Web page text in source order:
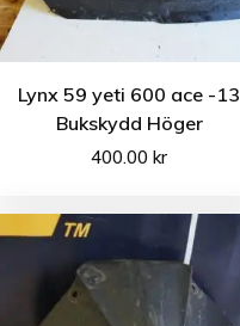
Lynx 59 yeti 600 ace -13
Bukskydd Höger
400.00kr